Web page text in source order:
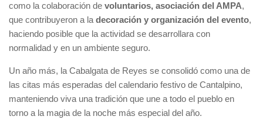
como la colaboración de voluntarios, asociación del AMPA,
que contribuyeron a la decoración y organización del evento,
haciendo posible que la actividad se desarrollara con
normalidad y en un ambiente seguro.
Un año más, la Cabalgata de Reyes se consolidó como una de
las citas más esperadas del calendario festivo de Cantalpino,
manteniendo viva una tradición que une a todo el pueblo en
torno a la magia de la noche más especial del año.